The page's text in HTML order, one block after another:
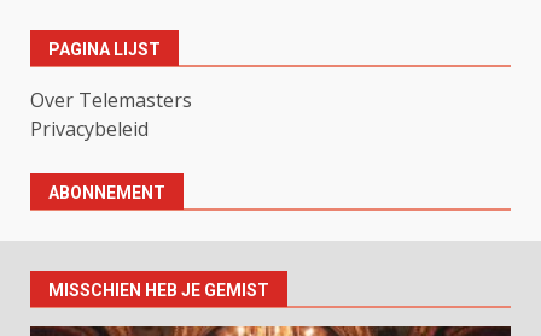
PAGINA LIJST
Over Telemasters
Privacybeleid
ABONNEMENT
MISSCHIEN HEB JE GEMIST